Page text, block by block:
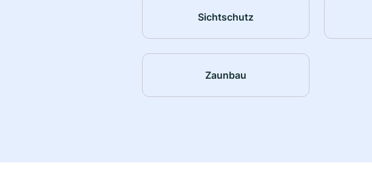
Sichtschutz
Zaunbau